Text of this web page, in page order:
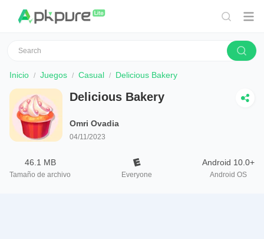
Inicio Juegos Casual Delicious Bakery
Delicious Bakery
Omri Ovadia
04/11/2023
46.1 MB
Tamaño de archivo Everyone
Android 10.0+
Android OS